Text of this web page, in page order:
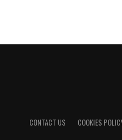
CONTACT US COOKIES